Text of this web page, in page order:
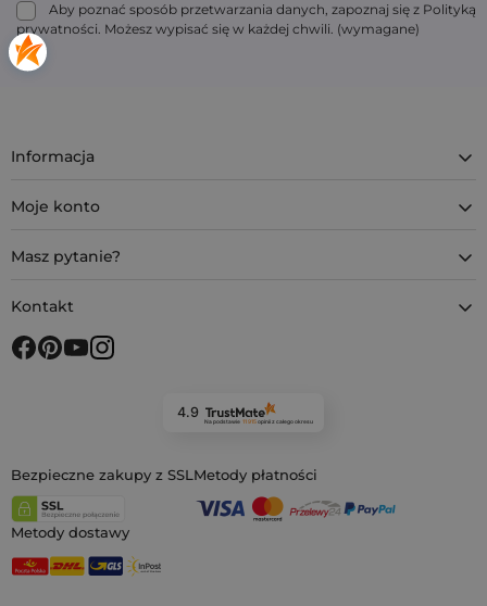
Aby poznać sposób przetwarzania danych, zapoznaj się z Polityką
prywatności. Możesz wypisać się w każdej chwili. (wymagane)
Informacja
Moje konto
Masz pytanie?
Kontakt
4.9
Na podstawie 11 915opiniiz całego okresu
Bezpieczne zakupy z SSL Metody płatności
Metody dostawy